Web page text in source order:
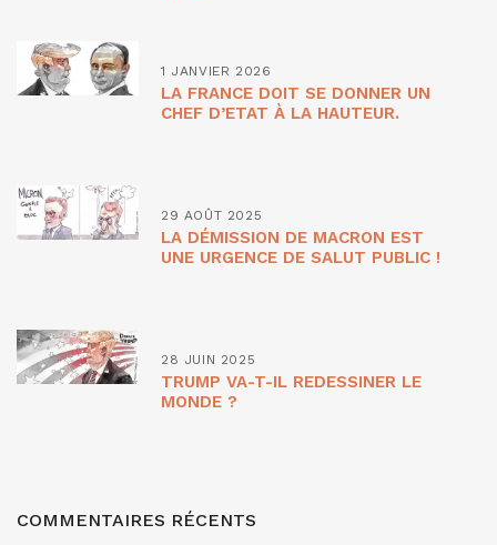
1 JANVIER 2026
LA FRANCE DOIT SE DONNER UN
CHEF D’ETAT À LA HAUTEUR.
29 AOÛT 2025
LA DÉMISSION DE MACRON EST
UNE URGENCE DE SALUT PUBLIC !
28 JUIN 2025
TRUMP VA-T-IL REDESSINER LE
MONDE ?
COMMENTAIRES RÉCENTS